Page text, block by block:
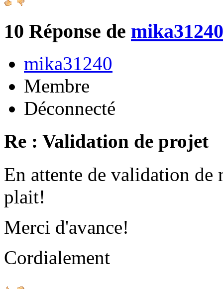
10 Réponse de mika31240
mika31240
Membre
Déconnecté
Re : Validation de projet
En attente de validation de
plait!
Merci d'avance!
Cordialement